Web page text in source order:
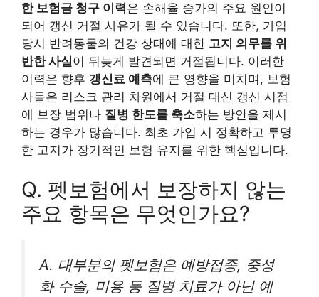
한 보험금 청구 이력은 손해율 증가의 주요 원인이
되어 갱신 거절 사유가 될 수 있습니다. 또한, 가입
당시 반려동물의 건강 상태에 대한 고지 의무를 위
반한 사실이 뒤늦게 발견되면 거절됩니다. 이러한
이력은 향후 갱신료 예측에 큰 영향을 미치며, 보험
사들은 리스크 관리 차원에서 거절 대신 갱신 시점
에 보장 범위나 질병 한도를 축소하는 방안을 제시
하는 경우가 많습니다. 최초 가입 시 정확하고 투명
한 고지가 장기적인 보험 유지를 위한 핵심입니다.
Q. 펫보험에서 보장하지 않는
주요 항목은 무엇인가요?
A. 대부분의 펫보험은 예방접종, 중성
화 수술, 미용 등 질병 치료가 아닌 예